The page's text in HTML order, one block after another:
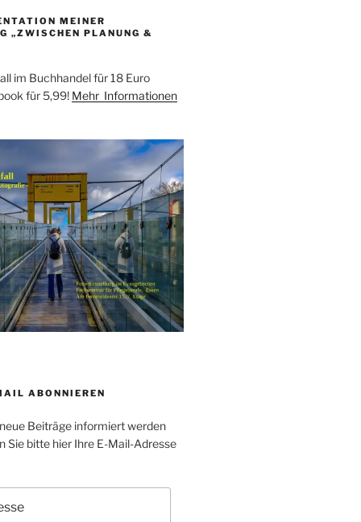
MEINER
„ZWISCHEN PLANUNG &
im Buchhandel für 18 Euro
für 5,99! Mehr Informationen
ABONNIEREN
Beiträge informiert werden
Sie bitte hier Ihre E-Mail-Adresse